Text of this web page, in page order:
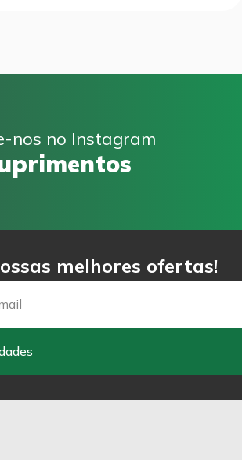
nos no Instagram
melhores ofertas!